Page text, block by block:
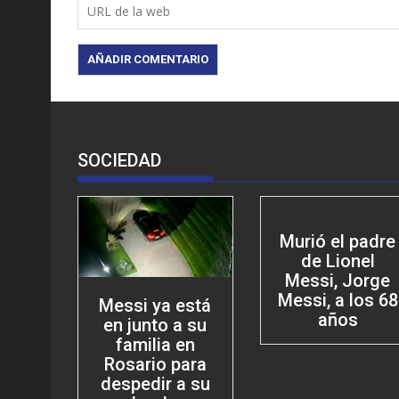
SOCIEDAD
Messi ya está
en junto a su
familia en
Rosario para
despedir a su
Murió el padre
de Lionel
Messi, Jorge
Messi, a los 68
años